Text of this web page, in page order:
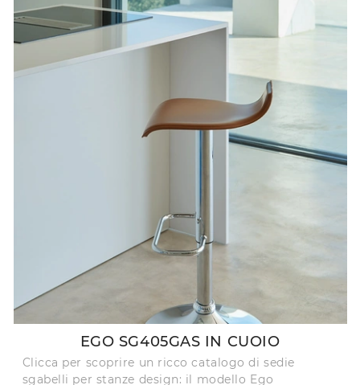
EGO SG405GAS IN CUOIO
Clicca per scoprire un ricco catalogo di sedie
sgabelli per stanze design: il modello Ego